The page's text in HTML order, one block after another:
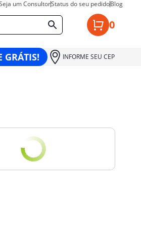
um ConsultorStatus do seu pedidoBlog
0
GRÁTIS! INFORME SEU CEP